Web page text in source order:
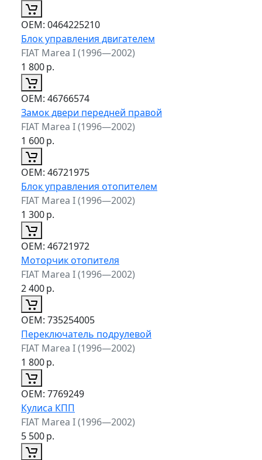
ОЕМ: 0464225210
Блок управления двигателем
FIAT Marea I (1996—2002)
1 800р.
ОЕМ: 46766574
Замок двери передней правой
FIAT Marea I (1996—2002)
1 600р.
ОЕМ: 46721975
Блок управления отопителем
FIAT Marea I (1996—2002)
1 300р.
ОЕМ: 46721972
Моторчик отопителя
FIAT Marea I (1996—2002)
2 400р.
ОЕМ: 735254005
Переключатель подрулевой
FIAT Marea I (1996—2002)
1 800р.
ОЕМ: 7769249
Кулиса КПП
FIAT Marea I (1996—2002)
5 500р.